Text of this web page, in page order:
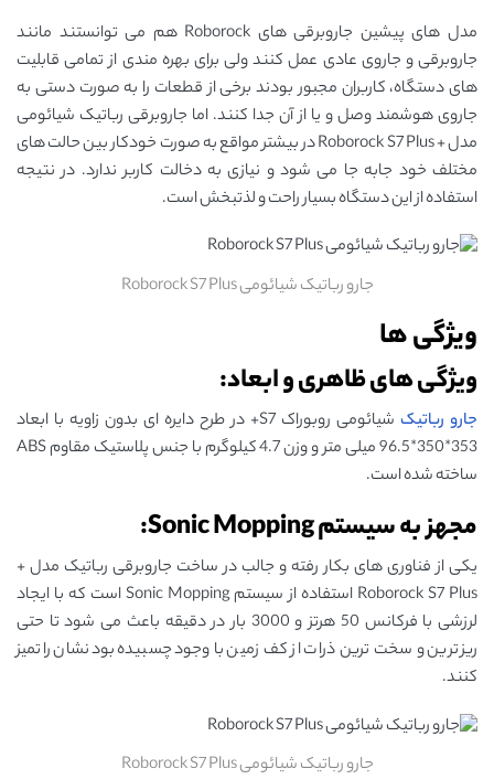
مدل های پیشین جاروبرقی ‌های Roborock هم می‌ توانستند مانند
جاروبرقی و جاروی عادی عمل کنند ولی برای بهره ‌مندی از تمامی قابلیت
های دستگاه، کاربران مجبور بودند برخی از قطعات را به‌ صورت دستی به
جاروی هوشمند وصل و یا از آن جدا کنند. اما جاروبرقی رباتیک شیائومی
مدل + Roborock S7 Plus در بیشتر مواقع به صورت خودکار بین حالت های
مختلف خود جابه جا می شود و نیازی به دخالت کاربر ندارد. در نتیجه
استفاده از این دستگاه بسیار راحت و لذتبخش است.
جارو رباتیک شیائومی Roborock S7 Plus
ویژگی ها
ویژگی های ظاهری و ابعاد:
جارو رباتیک
شیائومی روبوراک S7+ در طرح دایره ای بدون زاویه با ابعاد
353*350*96.5 میلی متر و وزن 4.7 کیلوگرم با جنس پلاستیک مقاوم ABS
ساخته شده است.
مجهز به سیستم Sonic Mopping:
یکی از فناوری های بکار رفته و جالب در ساخت جاروبرقی رباتیک مدل +
Roborock S7 Plus استفاده از سیستم Sonic Mopping است که با ایجاد
لرزشی با فرکانس 50 هرتز و 3000 بار در دقیقه باعث می شود تا حتی
ریزترین و سخت ترین ذرات از کف زمین با وجود چسبیده بودنشان را تمیز
کنند.
جارو رباتیک شیائومی Roborock S7 Plus